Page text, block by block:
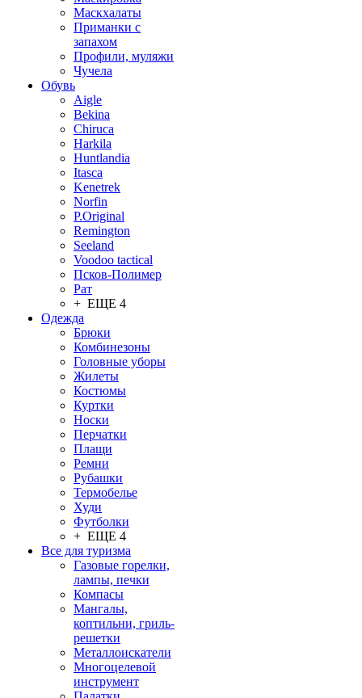
Маскхалаты
Приманки с
запахом
Профили, муляжи
Чучела
Обувь
Aigle
Bekina
Chiruсa
Harkila
Huntlandia
Itasca
Kenetrek
Norfin
P.Original
Remington
Seeland
Voodoo tactical
Псков-Полимер
Рат
+ ЕЩЕ 4
Одежда
Брюки
Комбинезоны
Головные уборы
Жилеты
Костюмы
Куртки
Носки
Перчатки
Плащи
Ремни
Рубашки
Термобелье
Худи
Футболки
+ ЕЩЕ 4
Все для туризма
Газовые горелки,
лампы, печки
Компасы
Мангалы,
коптильни, гриль-
решетки
Металлоискатели
Многоцелевой
инструмент